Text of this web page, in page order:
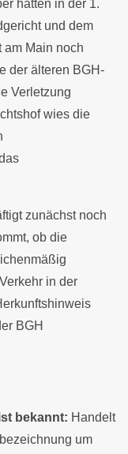
hatten in der 1.
und dem
am Main noch
der älteren BGH-
Verletzung
wies die
zunächst noch
ob die
in der
BGH
bekannt: Handelt
um